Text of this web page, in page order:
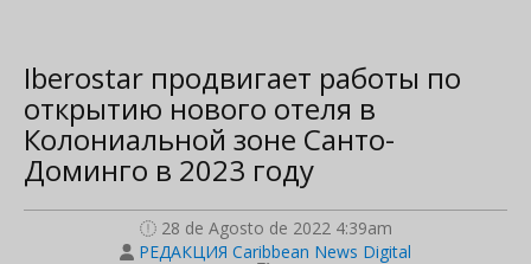
Iberostar продвигает работы по
открытию нового отеля в
Колониальной зоне Санто-
Доминго в 2023 году
28 de Agosto de 2022 4:39am
РЕДАКЦИЯ Caribbean News Digital